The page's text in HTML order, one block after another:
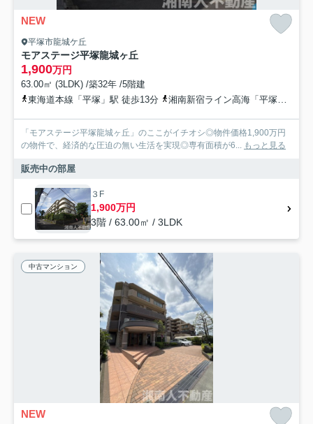
NEW
平塚市龍城ケ丘
モアステージ平塚龍城ヶ丘
1,900万円
63.00㎡ (3LDK) /築32年 /5階建
東海道本線「平塚」駅 徒歩13分
湘南新宿ライン高海「平塚」駅 徒歩15分
「モアステージ平塚龍城ヶ丘」のここがイチオシ◎物件価格1,900万円
の物件で、経済的な圧迫の無い生活を実現◎専有面積が6... もっと見る
販売中の部屋
３F
1,900万円
3階 / 63.00㎡ / 3LDK
中古マンション
NEW